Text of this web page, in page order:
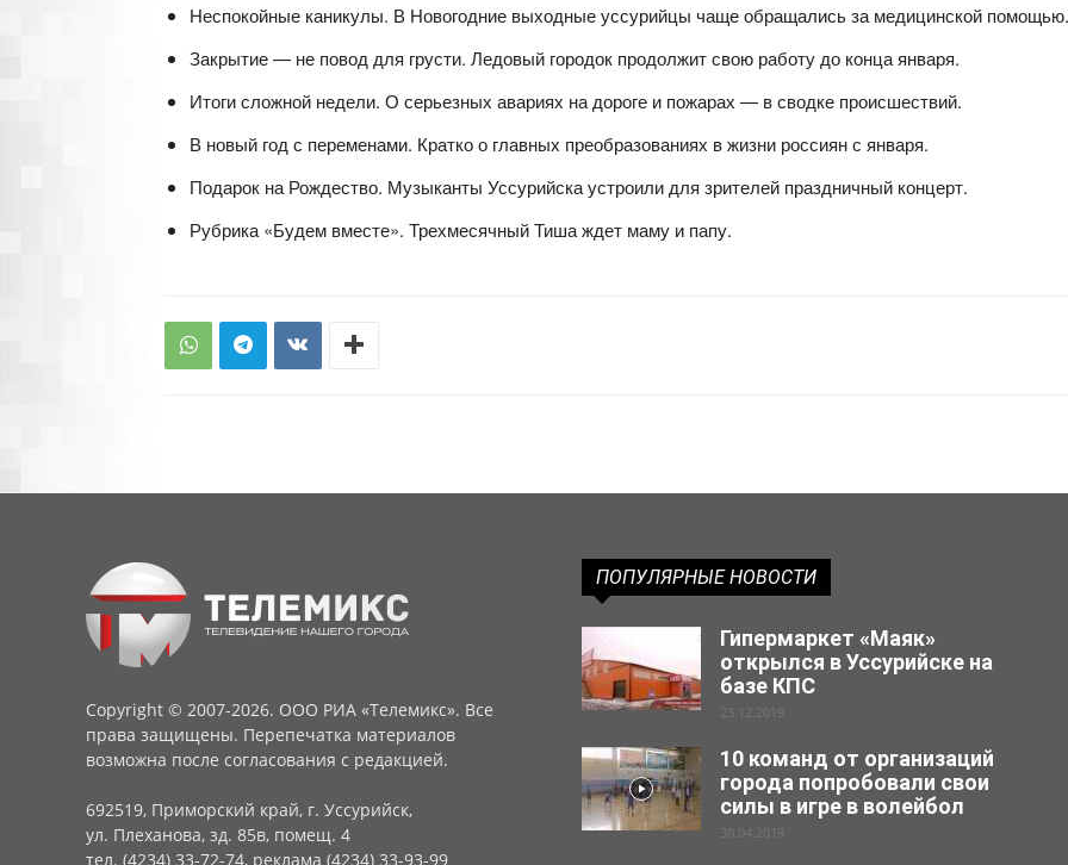
Неспокойные каникулы. В Новогодние выходные уссурийцы чаще обращались за медицинской помощью.
Закрытие — не повод для грусти. Ледовый городок продолжит свою работу до конца января.
Итоги сложной недели. О серьезных авариях на дороге и пожарах — в сводке происшествий.
В новый год с переменами. Кратко о главных преобразованиях в жизни россиян с января.
Подарок на Рождество. Музыканты Уссурийска устроили для зрителей праздничный концерт.
Рубрика «Будем вместе». Трехмесячный Тиша ждет маму и папу.
Copyright © 2007-2026. ООО РИА «Телемикс». Все
права защищены. Перепечатка материалов
возможна после согласования с редакцией.
692519, Приморский край, г. Уссурийск,
ул. Плеханова, зд. 85в, помещ. 4
тел. (4234) 33-72-74, реклама (4234) 33-93-99
ПОПУЛЯРНЫЕ НОВОСТИ
Гипермаркет «Маяк»
открылся в Уссурийске на
базе КПС
23.12.2019
10 команд от организаций
города попробовали свои
силы в игре в волейбол
30.04.2019